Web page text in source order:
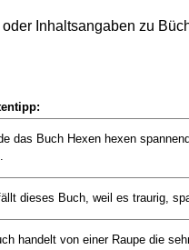
Inhaltsangaben zu
das Buch Hexen hexen
dieses Buch, weil es traurig,
handelt von einer Raupe die